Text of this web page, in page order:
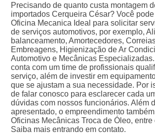
Precisando de quanto custa montagem
importados Cerqueira César? Você
Oficina Mecanica Ideal para solicitar
de serviços automotivos, por exemplo,
balanceamento, Amortecedores,
Embreagens, Higienização de Ar
Automotivo e Mecânicas
conta com um time de profissionais
serviço, além de investir em
que se ajustam a sua necessidade. Por
de falar conosco para esclarecer cada
dúvidas com nossos funcionários. Além
apresentado, o empreendimento
Oficinas Mecânicas Troca de Óleo, entre
Saiba mais entrando em contato.